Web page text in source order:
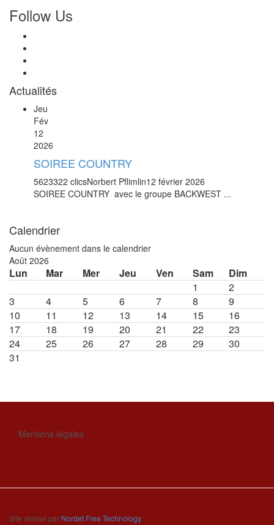
Follow Us
Actualités
Jeu
Fév
12
2026
SOIREE COUNTRY
5623322 clicsNorbert Pflimlin12 février 2026
SOIREE COUNTRY avec le groupe BACKWEST ...
Calendrier
Aucun évènement dans le calendrier
Août 2026
Lun Mar Mer Jeu Ven Sam
Dim
1
2
3
4 5 6 7 8
9
10
11 12 13 14 15
16
17
18 19 20 21 22
23
24
25 26 27 28 29
30
31
Mentions légales
Site réalisé par Nordet Free Technology.